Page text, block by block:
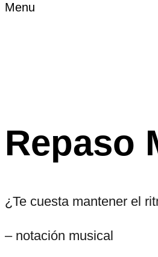
Menu
Repaso
¿Te cuesta mantener el
– notación musical